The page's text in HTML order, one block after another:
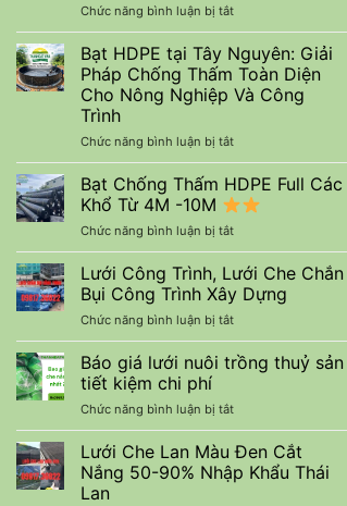
Vũng
Chức năng bình luận bị tắtở
Mua
Bạt
HDPE
tại
An
Giải
Chống
Thấm
Bền
Vững
Từ
Thanhdatvina
CNC
Bạt HDPE tại Tây Nguyên: Giải
Pháp Chống Thấm Toàn Diện
Cho Nông Nghiệp Và Công
Trình
Chức năng bình luận bị tắtở
Bạt
HDPE
tại
Tây
Nguyên:
Giải
Pháp
Chống
Thấm
Toàn
Diện
Cho
Và
Trình
Bạt Chống Thấm HDPE Full Các
Khổ Từ 4M -10M
Chức năng bình luận bị tắtở
Bạt
Chống
Thấm
HDPE
Full
Các
Khổ
-10M
Lưới Công Trình, Lưới Che Chắn
Bụi Công Trình Xây Dựng
Chức năng bình luận bị tắtở
Lưới
Công
Trình,
Che
Chắn
Bụi
Công
Trình
Báo giá lưới nuôi trồng thuỷ sản
tiết kiệm chi phí
Chức năng bình luận bị tắtở
Báo
giá
lưới
nuôi
Lưới Che Lan Màu Đen Cắt
Nắng 50-90% Nhập Khẩu Thái
Lan